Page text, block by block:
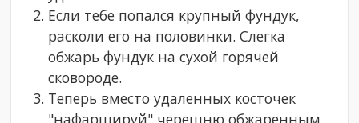
Если тебе попался крупный фундук,
расколи его на половинки. Слегка
обжарь фундук на сухой горячей
сковороде.
Теперь вместо удаленных косточек
"нафаршируй" черешню обжаренным